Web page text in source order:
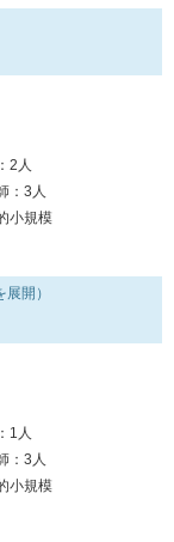
2人
：3人
小規模
開）
1人
：3人
小規模